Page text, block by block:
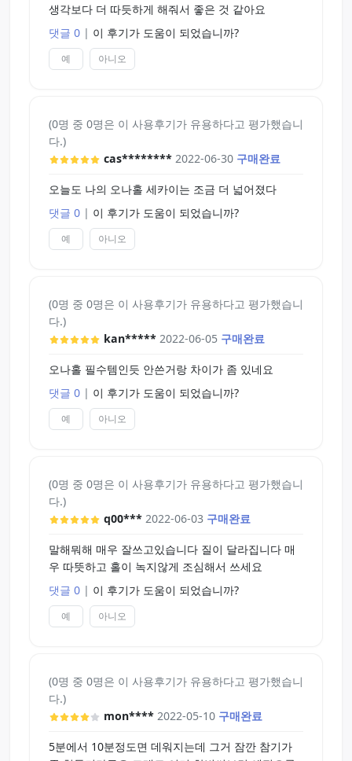
생각보다 더 따듯하게 해줘서 좋은 것 같아요
댓글 0 | 이 후기가 도움이 되었습니까?
예 아니오
(0명 중 0명은 이 사용후기가 유용하다고 평가했습니
다.)
cas******** 2022-06-30 구매완료
오늘도 나의 오나홀 세카이는 조금 더 넓어졌다
댓글 0 | 이 후기가 도움이 되었습니까?
예 아니오
(0명 중 0명은 이 사용후기가 유용하다고 평가했습니
다.)
kan***** 2022-06-05 구매완료
오나홀 필수템인듯 안쓴거랑 차이가 좀 있네요
댓글 0 | 이 후기가 도움이 되었습니까?
예 아니오
(0명 중 0명은 이 사용후기가 유용하다고 평가했습니
다.)
q00*** 2022-06-03 구매완료
말해뭐해 매우 잘쓰고있습니다 질이 달라집니다 매
우 따뜻하고 홀이 녹지않게 조심해서 쓰세요
댓글 0 | 이 후기가 도움이 되었습니까?
예 아니오
(0명 중 0명은 이 사용후기가 유용하다고 평가했습니
다.)
mon**** 2022-05-10 구매완료
5분에서 10분정도면 데워지는데 그거 잠깐 참기가